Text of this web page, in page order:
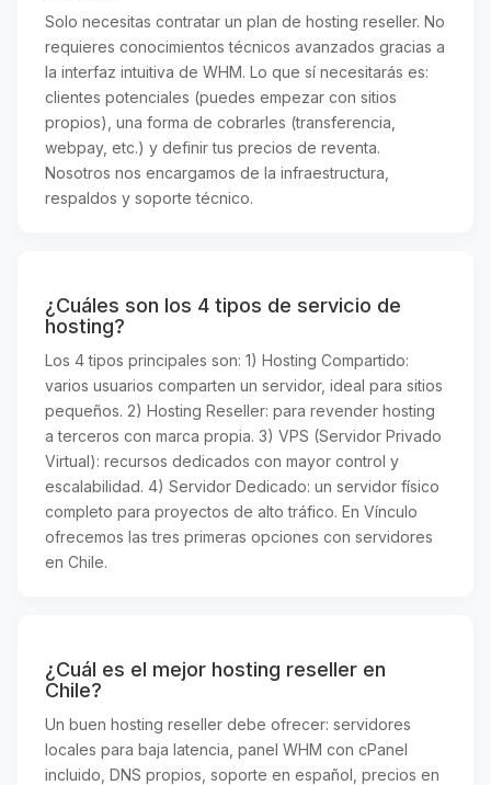
Solo necesitas contratar un plan de hosting reseller. No
requieres conocimientos técnicos avanzados gracias a
la interfaz intuitiva de WHM. Lo que sí necesitarás es:
clientes potenciales (puedes empezar con sitios
propios), una forma de cobrarles (transferencia,
webpay, etc.) y definir tus precios de reventa.
Nosotros nos encargamos de la infraestructura,
respaldos y soporte técnico.
¿Cuáles son los 4 tipos de servicio de
hosting?
Los 4 tipos principales son: 1) Hosting Compartido:
varios usuarios comparten un servidor, ideal para sitios
pequeños. 2) Hosting Reseller: para revender hosting
a terceros con marca propia. 3) VPS (Servidor Privado
Virtual): recursos dedicados con mayor control y
escalabilidad. 4) Servidor Dedicado: un servidor físico
completo para proyectos de alto tráfico. En Vínculo
ofrecemos las tres primeras opciones con servidores
en Chile.
¿Cuál es el mejor hosting reseller en
Chile?
Un buen hosting reseller debe ofrecer: servidores
locales para baja latencia, panel WHM con cPanel
incluido, DNS propios, soporte en español, precios en